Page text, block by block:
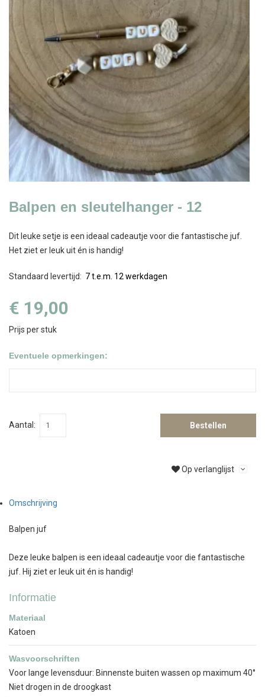
Balpen en sleutelhanger - 12
Dit leuke setje is een ideaal cadeautje voor die fantastische juf.
Het ziet er leuk uit én is handig!
Standaard levertijd: 7 t.e.m. 12 werkdagen
€ 19,00
Prijs per stuk
Eventuele opmerkingen:
Aantal: Bestellen
Op verlanglijst
Omschrijving
Balpen juf
Deze leuke balpen is een ideaal cadeautje voor die fantastische
juf. Hij ziet er leuk uit én is handig!
Informatie
Materiaal
Katoen
Wasvoorschriften
Voor lange levensduur: Binnenste buiten wassen op maximum 40°
Niet drogen in de droogkast